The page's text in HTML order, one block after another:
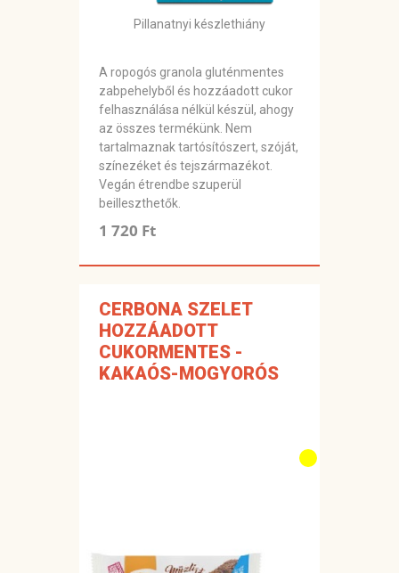
Pillanatnyi készlethiány
A ropogós granola gluténmentes
zabpehelyből és hozzáadott cukor
felhasználása nélkül készül, ahogy
az összes termékünk. Nem
tartalmaznak tartósítószert, szóját,
színezéket és tejszármazékot.
Vegán étrendbe szuperül
beilleszthetők.
1 720 Ft
CERBONA SZELET
HOZZÁADOTT
CUKORMENTES -
KAKAÓS-MOGYORÓS